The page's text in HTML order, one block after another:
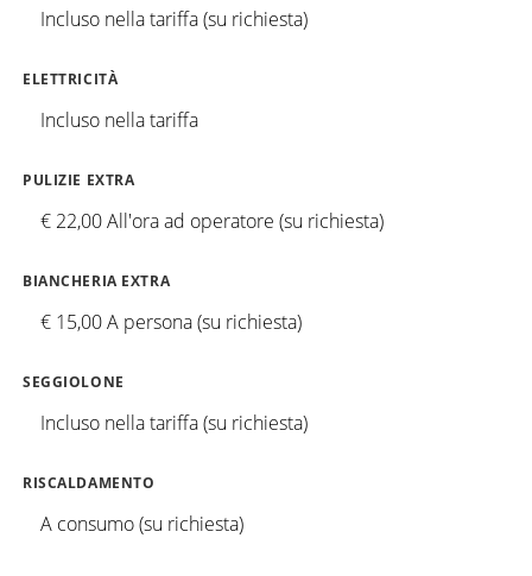
Incluso nella tariffa (su richiesta)
ELETTRICITÀ
Incluso nella tariffa
PULIZIE EXTRA
€ 22,00 All'ora ad operatore (su richiesta)
BIANCHERIA EXTRA
€ 15,00 A persona (su richiesta)
SEGGIOLONE
Incluso nella tariffa (su richiesta)
RISCALDAMENTO
A consumo (su richiesta)